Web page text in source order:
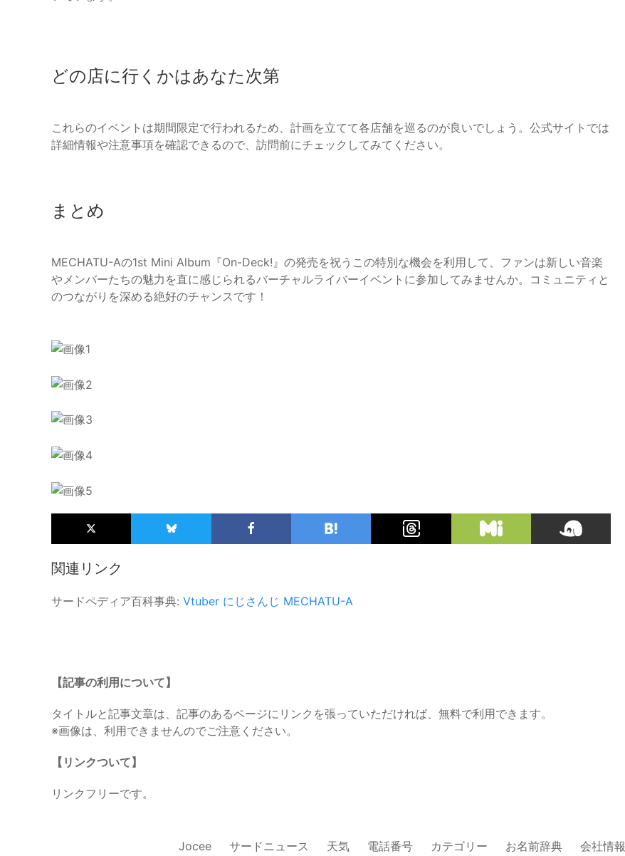
どの店に行くかはあなた次第
これらのイベントは期間限定で行われるため、計画を立てて各店舗を巡るのが良いでしょう。公式サイトでは
詳細情報や注意事項を確認できるので、訪問前にチェックしてみてください。
まとめ
MECHATU-Aの1st Mini Album『On-Deck!』の発売を祝うこの特別な機会を利用して、ファンは新しい音楽
やメンバーたちの魅力を直に感じられるバーチャルライバーイベントに参加してみませんか。コミュニティと
のつながりを深める絶好のチャンスです！
関連リンク
サードペディア百科事典: Vtuber にじさんじ MECHATU-A
【記事の利用について】
タイトルと記事文章は、記事のあるページにリンクを張っていただければ、無料で利用できます。
※画像は、利用できませんのでご注意ください。
【リンクついて】
リンクフリーです。
Jocee サードニュース 天気 電話番号 カテゴリー お名前辞典 会社情報